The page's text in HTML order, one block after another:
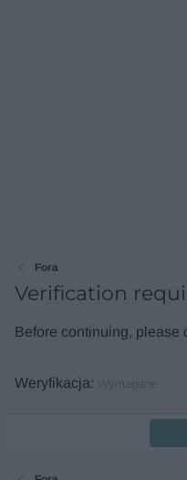
Fora
Verification
Before continuing, please
Weryfikacja Wymagane